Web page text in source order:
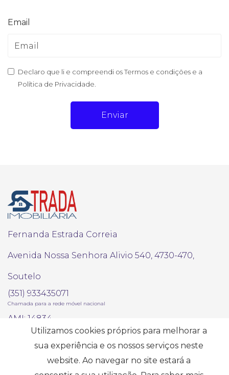
Email
Declaro que li e compreendi osTermos e condições e a
Política de Privacidade
Enviar
Fernanda Estrada Correia
Avenida Nossa Senhora Alivio 540, 4730-470,
Soutelo
(351) 933435071
Chamada para a rede móvel nacional
AMI: 14834
Pesquisas mais Frequentes
Utilizamos cookies próprios para melhorar a
sua experiência e os nossos serviços neste
website. Ao navegar no site estará a